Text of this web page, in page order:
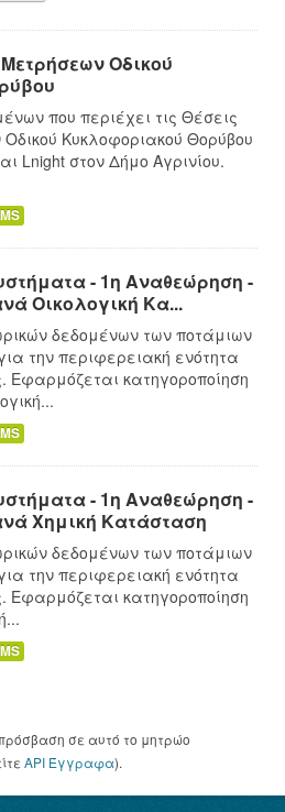
Οδικού
που περιέχει τις Θέσεις
Κυκλοφοριακού Θορύβου
Lnight στον Δήμο Αγρινίου.
- 1η Αναθεώρηση -
Οικολογική Κα...
δεδομένων των ποτάμιων
την περιφερειακή ενότητα
Εφαρμόζεται κατηγοροποίηση
- 1η Αναθεώρηση -
Χημική Κατάσταση
δεδομένων των ποτάμιων
την περιφερειακή ενότητα
Εφαρμόζεται κατηγοροποίηση
σε αυτό το μητρώο
API Έγγραφα).